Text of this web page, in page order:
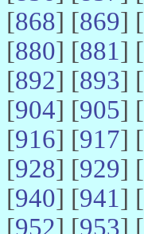
[868] [869] [
[880] [881] [
[892] [893] [
[904] [905] [
[916] [917] [
[928] [929] [
[940] [941] [
[952] [953] [